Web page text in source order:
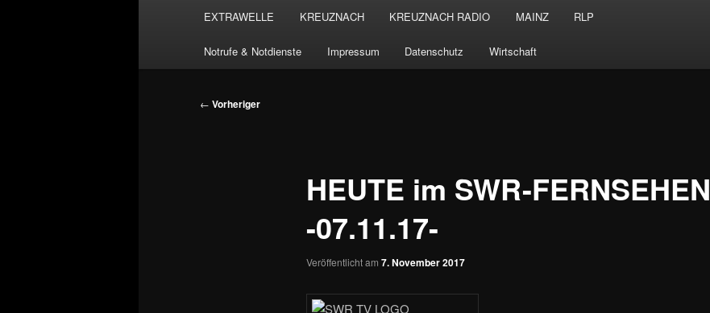
EXTRAWELLE KREUZNACH KREUZNACH RADIO MAINZ RLP
Notrufe & Notdienste Impressum Datenschutz Wirtschaft
Beitragsnavigation
← Vorheriger
HEUTE im SWR-FERNSEHEN
-07.11.17-
Veröffentlicht am 7. November 2017